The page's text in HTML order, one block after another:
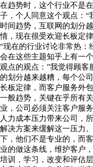
在趋势时，这个行业不是
子，个人同意这个观点：“
时间趋势，互联网的划分
情，现在很受欢迎长板定
“现在的行业讨论非常热：
会在这些主题知乎上有一
观点的观点：”我觉得顾客
的划分越来越糟，每个公
长板定律，而客户服务外
一般趋势，关键在乎所有
业，公司必须关注客户服
人力成本压力带来公司，
解决方案来缓解这一压力
下，他们不是专业的，而
业的做这条线，维护客户
培训，学习，改变和评估